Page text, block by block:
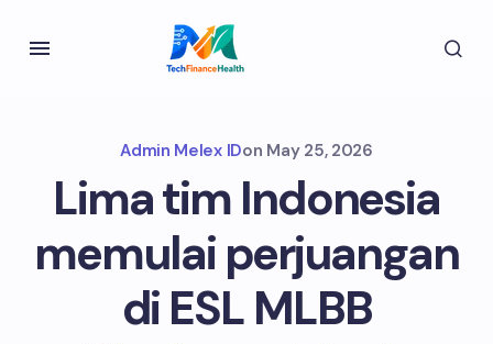
Admin Melex IDon May 25, 2026
Lima tim Indonesia
memulai perjuangan
di ESL MLBB